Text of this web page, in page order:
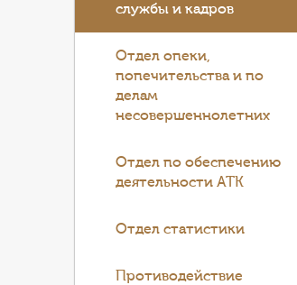
службы и кадров
Отдел опеки,
попечительства и по
делам
несовершеннолетних
Отдел по обеспечению
деятельности АТК
Отдел статистики
Противодействие